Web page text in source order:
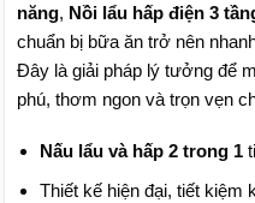
năng, Nồi lẩu hấp điện 3
chuẩn bị bữa ăn trở nên
Đây là giải pháp lý tưởng để
phú, thơm ngon và trọn vẹn
Nấu lẩu và hấp 2 trong 1
Thiết kế hiện đại, tiết kiệm